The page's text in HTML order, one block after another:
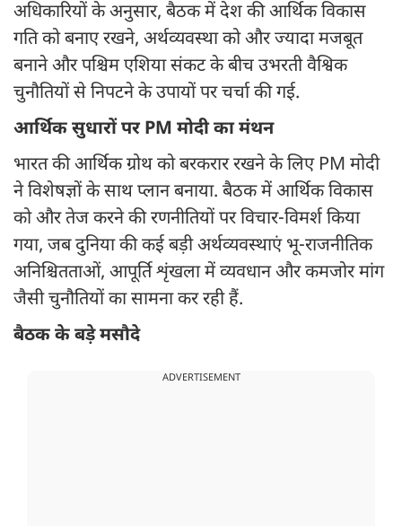
अधिकारियों के अनुसार, बैठक में देश की आर्थिक विकास
गति को बनाए रखने, अर्थव्यवस्था को और ज्यादा मजबूत
बनाने और पश्चिम एशिया संकट के बीच उभरती वैश्विक
चुनौतियों से निपटने के उपायों पर चर्चा की गई.
आर्थिक सुधारों पर PM मोदी का मंथन
भारत की आर्थिक ग्रोथ को बरकरार रखने के लिए PM मोदी
ने विशेषज्ञों के साथ प्लान बनाया. बैठक में आर्थिक विकास
को और तेज करने की रणनीतियों पर विचार-विमर्श किया
गया, जब दुनिया की कई बड़ी अर्थव्यवस्थाएं भू-राजनीतिक
अनिश्चितताओं, आपूर्ति शृंखला में व्यवधान और कमजोर मांग
जैसी चुनौतियों का सामना कर रही हैं.
बैठक के बड़े मसौदे
ADVERTISEMENT